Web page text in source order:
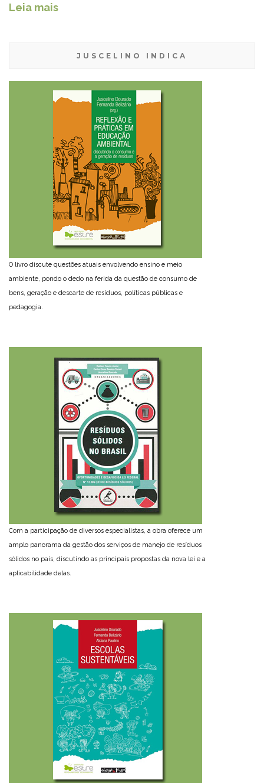
Leia mais
JUSCELINO INDICA
O livro discute questões atuais envolvendo ensino e meio
ambiente, pondo o dedo na ferida da questão de consumo de
bens, geração e descarte de resíduos, políticas públicas e
pedagogia.
Com a participação de diversos especialistas, a obra oferece um
amplo panorama da gestão dos serviços de manejo de resíduos
sólidos no país, discutindo as principais propostas da nova lei e a
aplicabilidade delas.